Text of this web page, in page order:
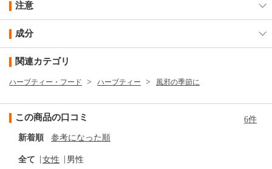
注意
成分
関連カテゴリ
ハーブティー・フード ハーブティー 風邪の季節に
この商品の口コミ
6件
新着順
参考になった順
全て 女性 男性